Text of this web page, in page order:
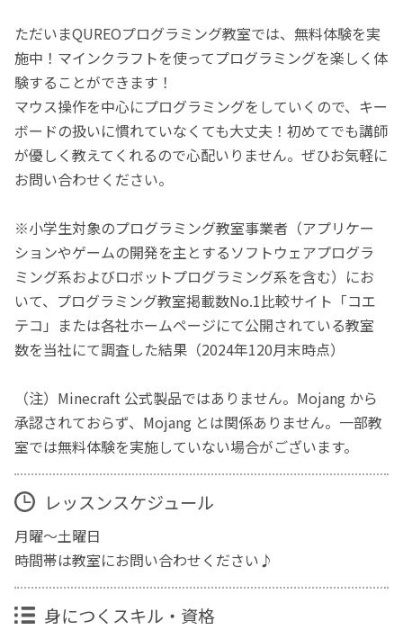
ただいまQUREOプログラミング教室では、無料体験を実
施中！マインクラフトを使ってプログラミングを楽しく体
験することができます！
マウス操作を中心にプログラミングをしていくので、キー
ボードの扱いに慣れていなくても大丈夫！初めてでも講師
が優しく教えてくれるので心配いりません。ぜひお気軽に
お問い合わせください。
※小学生対象のプログラミング教室事業者（アプリケー
ションやゲームの開発を主とするソフトウェアプログラ
ミング系およびロボットプログラミング系を含む）にお
いて、プログラミング教室掲載数No.1比較サイト「コエ
テコ」または各社ホームページにて公開されている教室
数を当社にて調査した結果（2024年120月末時点）
（注）Minecraft 公式製品ではありません。Mojang から
承認されておらず、Mojang とは関係ありません。一部教
室では無料体験を実施していない場合がございます。
レッスンスケジュール
月曜～土曜日
時間帯は教室にお問い合わせください♪
身につくスキル・資格